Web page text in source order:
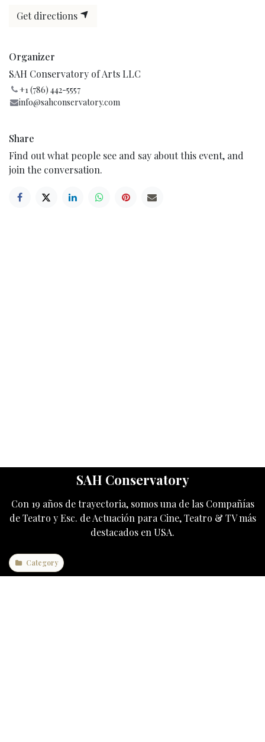
Get directions
Organizer
SAH Conservatory of Arts LLC
+1 (786) 442-5557
info@sahconservatory.com
Share
Find out what people see and say about this event, and
join the conversation.
SAH Conservatory
Con 19 años de trayectoria, somos una de las Compañías
de Teatro y Esc. de Actuación para Cine, Teatro & TV más
destacados en USA.
Category